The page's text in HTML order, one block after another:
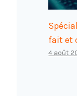
fait et
4 août